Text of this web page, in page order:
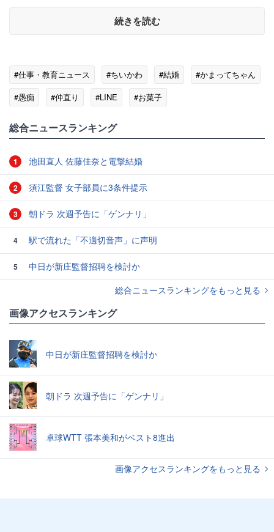
続きを読む
#仕事・教育ニュース #ちいかわ #結婚
#かまってちゃん
#愚痴
#仲直り #LINE #お菓子
総合ニュースランキング
1 池田直人 佐藤佳奈と電撃結婚
2 須江監督 女子部員に3条件提示
3 朝ドラ 次週予告に「ゲンナリ」
4 駅で流れた「不適切音声」に声明
5
中日が新庄監督招聘を検討か
総合ニュースランキングをもっと見る
画像アクセスランキング
中日が新庄監督招聘を検討か
朝ドラ 次週予告に「ゲンナリ」
卓球WTT 張本美和がベスト8進出
画像アクセスランキングをもっと見る